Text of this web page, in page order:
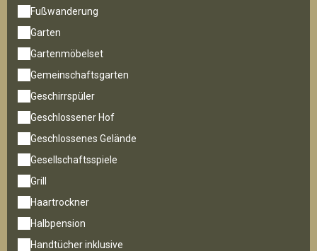
Fußwanderung
Garten
Gartenmöbelset
Gemeinschaftsgarten
Geschirrspüler
Geschlossener Hof
Geschlossenes Gelände
Gesellschaftsspiele
Grill
Haartrockner
Halbpension
Handtücher inklusive